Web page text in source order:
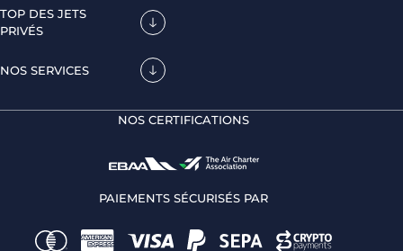
TOP DES JETS
PRIVÉS
NOS SERVICES
NOS CERTIFICATIONS
PAIEMENTS SÉCURISÉS PAR